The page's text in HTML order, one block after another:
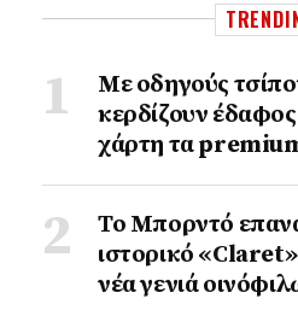
Με οδηγούς
κερδίζουν
χάρτη τα
Το Μπορντό
ιστορικό
νέα γενιά